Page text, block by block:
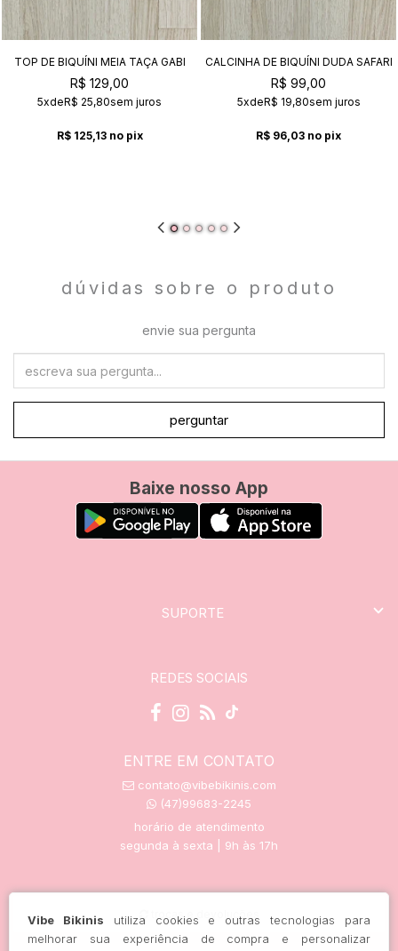
Vibe Bikinis utiliza cookies e outras tecnologias para
melhorar sua experiência de compra e personalizar
TOP DE BIQUÍNI MEIA TAÇA GABI
SAFARI
R$ 129,00
5xdeR$ 25,80sem juros
R$ 125,13 no pix
CALCINHA DE BIQUÍNI DUDA SAFARI
R$ 99,00
5xdeR$ 19,80sem juros
R$ 96,03 no pix
dúvidas sobre o produto
envie sua pergunta
perguntar
Baixe nosso App
SUPORTE
REDES SOCIAIS
ENTRE EM CONTATO
contato@vibebikinis.com
(47)99683-2245
horário de atendimento
segunda à sexta | 9h às 17h
trocas e devoluções